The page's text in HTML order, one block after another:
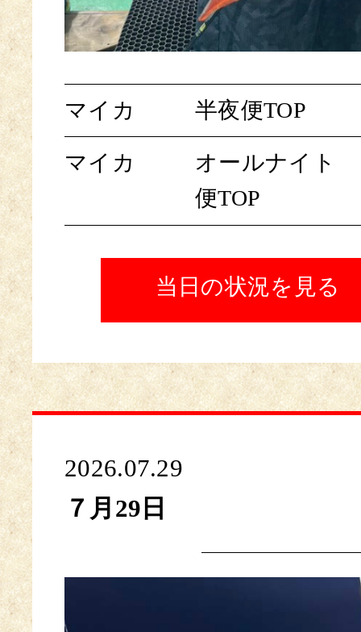
マイカ 半夜便TOP
マイカ
オールナイト
便TOP
当日の状況を見る
2026.07.29
７月29日